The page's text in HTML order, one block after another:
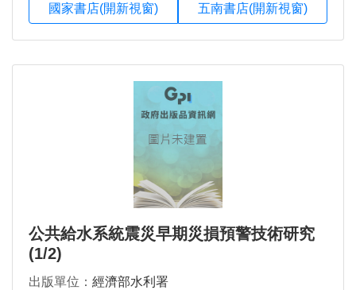
國家書店(開新視窗) 五南書店(開新視窗)
公共給水系統震災早期災損預警技術研究
(1/2)
出版單位： 經濟部水利署